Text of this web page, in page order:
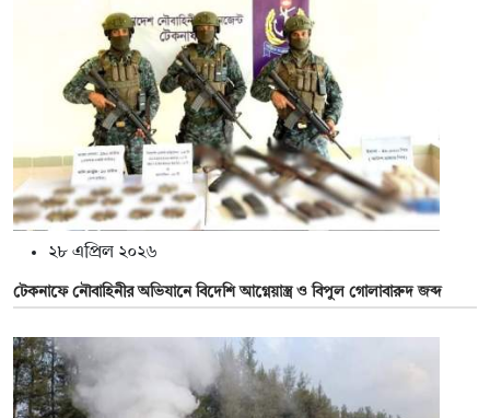
২৮ এপ্রিল ২০২৬
টেকনাফে নৌবাহিনীর অভিযানে বিদেশি আগ্নেয়াস্ত্র ও বিপুল গোলাবারুদ জব্দ